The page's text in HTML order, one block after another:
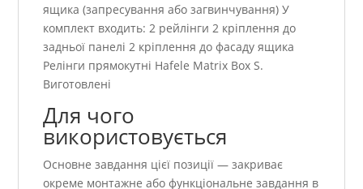
ящика (запресування або загвинчування) У
комплект входить: 2 рейлінги 2 кріплення до
задньої панелі 2 кріплення до фасаду ящика
Релінги прямокутні Hafele Matrix Box S.
Виготовлені
Для чого
використовується
Основне завдання цієї позиції — закриває
окреме монтажне або функціональне завдання в